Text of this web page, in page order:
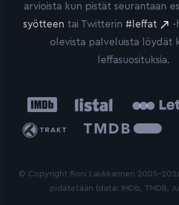
arvioista kun pistät seurantaan
syötteen tai Twitterin #leffat
-
olevista palveluista löydät
leffasuosituksia.
IMDb Listal
Trakt
Database
© Copyright Roni Laukkarinen 2005-
pidätetään (data: IMDb, TMDB,